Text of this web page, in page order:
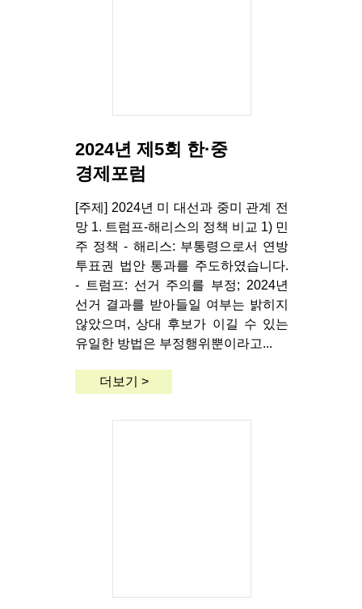
2024년 제5회 한·중
경제포럼
[주제] 2024년 미 대선과 중미 관계 전
망 1. 트럼프-해리스의 정책 비교 1) 민
주 정책 - 해리스: 부통령으로서 연방
투표권 법안 통과를 주도하였습니다.
- 트럼프: 선거 주의를 부정; 2024년
선거 결과를 받아들일 여부는 밝히지
않았으며, 상대 후보가 이길 수 있는
유일한 방법은 부정행위뿐이라고...
더보기 >